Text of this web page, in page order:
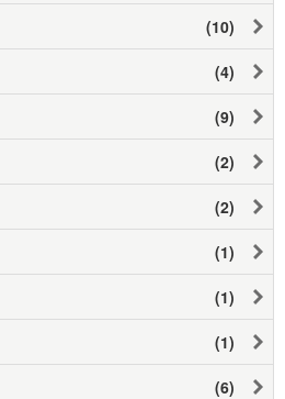
(10)
(4)
(9)
(2)
(2)
(1)
(1)
(1)
(6)